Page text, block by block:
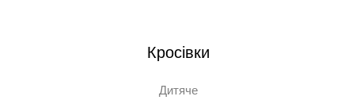
Кросівки
Дитяче